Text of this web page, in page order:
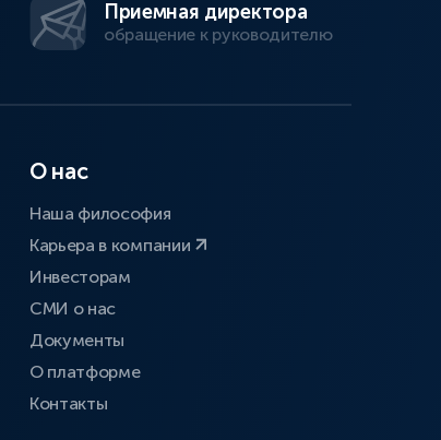
Приемная директора
обращение к руководителю
О нас
Наша философия
Карьера в компании
Инвесторам
СМИ о нас
Документы
О платформе
Контакты